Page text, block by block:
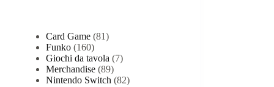
Card Game (81)
Funko (160)
Giochi da tavola (7)
Merchandise (89)
Nintendo Switch (82)